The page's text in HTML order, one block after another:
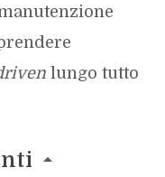
lungo tutto